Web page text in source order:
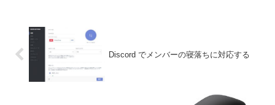
Discord でメンバーの寝落ちに対応する